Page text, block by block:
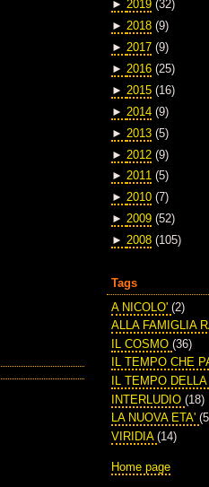
► 2019 (32)
► 2018 (9)
► 2017 (9)
► 2016 (25)
► 2015 (16)
► 2014 (9)
► 2013 (5)
► 2012 (9)
► 2011 (5)
► 2010 (7)
► 2009 (52)
► 2008 (105)
Tags
A NICOLO' (2)
ALLA FAMIGLIA
IL COSMO (36)
IL TEMPO CHE
IL TEMPO
INTERLUDIO (18)
LA NUOVA ETA'
VIRIDIA (14)
Home page